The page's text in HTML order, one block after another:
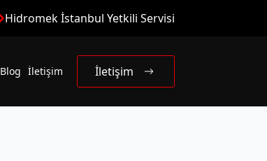
Hidromek İstanbul Yetkili Servisi
Blog İletişim İletişim